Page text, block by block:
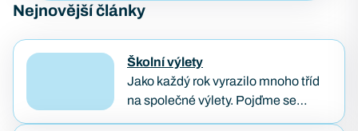
Nejnovější články
Školní výlety
Jako každý rok vyrazilo mnoho tříd
na společné výlety. Pojďme se